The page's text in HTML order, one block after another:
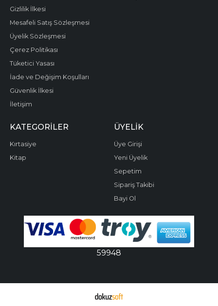
Gizlilik İlkesi
Mesafeli Satış Sözleşmesi
Üyelik Sözleşmesi
Çerez Politikası
Tüketici Yasası
İade ve Değişim Koşulları
Güvenlik İlkesi
İletişim
KATEGORILER
Kırtasiye
Kitap
ÜYELIK
Üye Girişi
Yeni Üyelik
Sepetim
Sipariş Takibi
Bayi Ol
59948